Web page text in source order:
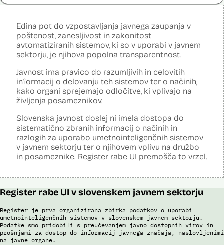
vozovnic, Evidence policije, Schengenskega informacijskega sistema,
Interpola.
Viri:
Odgovor na zahtevek za informacije javnega značaja
Cena: 136.701,00 € z DDV
Analiza učinka na osebne podatke opravljena:
Posodobljeno: 3. december 2024
S pomočjo sistema policija ugotavlja identiteto in registrira ilegalne
zavrnitve vstopa. S sistemom zajemajo izjave tujcev, njihove listine,
obrazne fotografije v času postopka ter prstne odtise. Sistem
podatke preverja v bazah podatkov policije (evidence prekrškov in
evidence dogodkov), evidenci iskanih oseb, Schengenskem
informacijskem sistemu, Vizumskem informacijskem sistemu in bazah
S sistemom AFIS (Automated Fingerprint Identification System /
Sistem za avtomatizirano identifikacijo prstnih odtisov), ki temelji na
uporabi algoritmov za izdelavo in iskanje biometričnih razpoznavnih
znakov, je omogočena primerjava in iskanje prstnih odtisov.
Brošura 60 let informacijsko telekomunikacijskega sistema policije
Odgovor na zahtevo za dostop do informacij javnega značaja
Edina pot do vzpostavljanja javnega zaupanja v
poštenost, zanesljivost in zakonitost
avtomatiziranih sistemov, ki so v uporabi v javnem
sektorju, je njihova popolna transparentnost.
Javnost ima pravico do razumljivih in celovitih
informacij o delovanju teh sistemov ter o načinih,
kako organi sprejemajo odločitve, ki vplivajo na
življenja posameznikov.
Slovenska javnost doslej ni imela dostopa do
sistematično zbranih informacij o načinih in
razlogih za uporabo umetnointeligenčnih sistemov
v javnem sektorju ter o njihovem vplivu na družbo
in posameznike. Register rabe UI premošča to vrzel.
Register rabe UI v slovenskem javnem sektorju
Register je prva organizirana zbirka podatkov o uporabi
umetnointeligenčnih sistemov v slovenskem javnem sektorju.
Podatke smo pridobili s preučevanjem javno dostopnih virov in
prošnjami za dostop do informacij javnega značaja, naslovljenimi
na javne organe.